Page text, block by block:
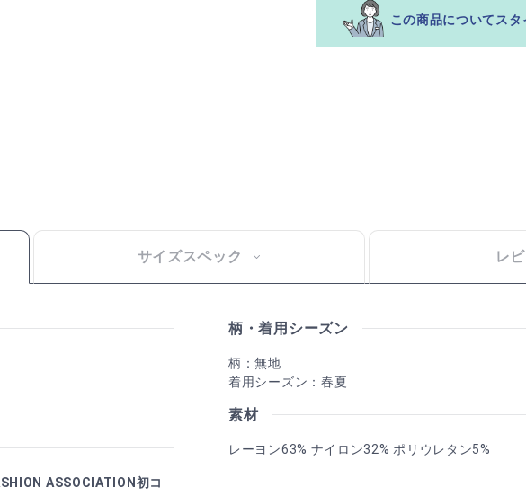
この商品についてス
サイズスペック レ
ASSOCIATION初コ
柄・着用シーズン
柄：無地
着用シーズン：春夏
素材
レーヨン63% ナイロン32% ポリウレタン5%